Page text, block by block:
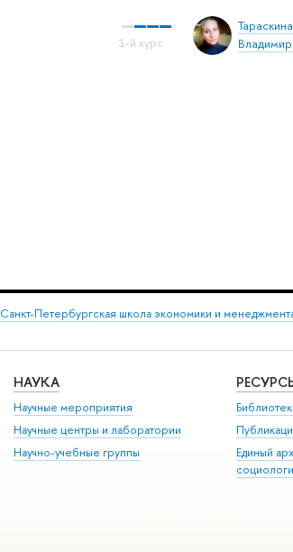
Санкт-Петербургская школа экономики и
НАУКА
Научные мероприятия
Научные центры и лаборатории
Научно-учебные группы
Единый